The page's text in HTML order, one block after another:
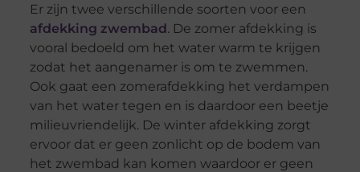
Er zijn twee verschillende soorten voor een
afdekking zwembad. De zomer afdekking is
vooral bedoeld om het water warm te krijgen
zodat het aangenamer is om te zwemmen.
Ook gaat een zomerafdekking het verdampen
van het water tegen en is daardoor een beetje
milieuvriendelijk. De winter afdekking zorgt
ervoor dat er geen zonlicht op de bodem van
het zwembad kan komen waardoor er geen